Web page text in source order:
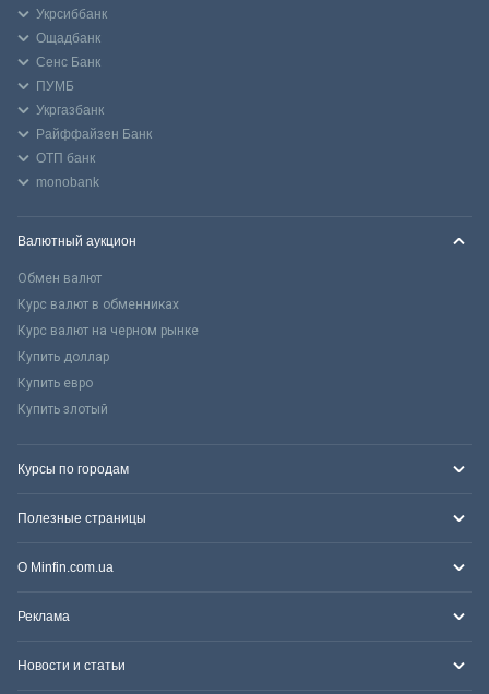
Укрсиббанк
Ощадбанк
Сенс Банк
ПУМБ
Укргазбанк
Райффайзен Банк
ОТП банк
monobank
Валютный аукцион
Обмен валют
Курс валют в обменниках
Курс валют на черном рынке
Купить доллар
Купить евро
Купить злотый
Курсы по городам
Полезные страницы
О Minfin.com.ua
Реклама
Новости и статьи